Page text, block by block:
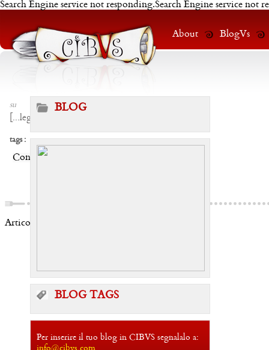
Search Engine service not responding.Search Engine service not
About BlogVs
su
...leggi
tags :
Condividi:
Articoli correlati:
BLOG
BLOG TAGS
Per inserire il tuo blog in CIBVS segnalalo a: